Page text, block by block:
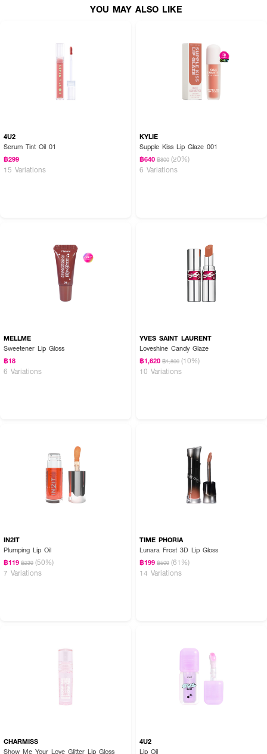
เลขที่จดแจ้ง: 10-2-6700038908
ปริมาณสุทธิ: 3.8g
How to Use:
• ใช้แปรงทาให้ทั่วริมฝีปาก เพื่อความฉ่ำวาวและการบำรุงที่ยาวนาน
YOU MAY ALSO LIKE
4U2
Serum Tint Oil 01
฿299
15 Variations
KYLIE
Supple Kiss Lip Glaze 001
฿640 ฿800 (20%)
6 Variations
MELLME
Sweetener Lip Gloss
฿18
6 Variations
YVES SAINT LAURENT
Loveshine Candy Glaze
฿1,620 ฿1,800 (10%)
10 Variations
IN2IT
Plumping Lip Oil
฿119 ฿239 (50%)
7 Variations
TIME PHORIA
Lunara Frost 3D Lip Gloss
฿199 ฿509 (61%)
14 Variations
CHARMISS
Show Me Your Love Glitter Lip Gloss
4U2
Lip Oil